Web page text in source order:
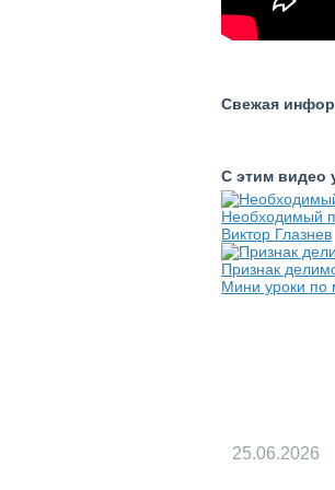
Свежая
С этим видео
Необходимый
Виктор Глазнев
Признак
Мини уроки по
25.06.2026